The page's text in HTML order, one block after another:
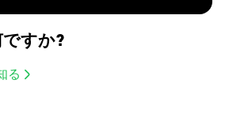
すか?
る